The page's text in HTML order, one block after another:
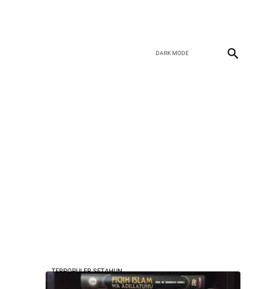
TERPOPULER SETAHUN